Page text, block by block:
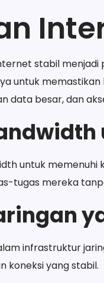
stabil menjadi
untuk
data besar, dan
untuk
tugas mereka
infrastruktur
koneksi yang stabil.